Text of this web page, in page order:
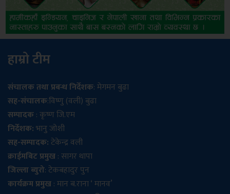
हाम्रो टीम
संचालक तथा प्रबन्ध निर्देशक: मेगमन बुढा
सह-संचालक:विष्णु (वली) बुढा
सम्पादक: कृष्ण जि.एम
निर्देशक:भानु जोशी
सह-सम्पादक:टेकेन्द्र वली
क्राईमबिट प्रमुख: सागर थापा
जिल्ला ब्युरो: टेकबहादुर पुन
कार्यक्रम प्रमुख: मान ब.राना ‘ मानव’